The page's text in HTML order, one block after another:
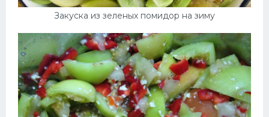
Закуска из зеленых помидор на зиму